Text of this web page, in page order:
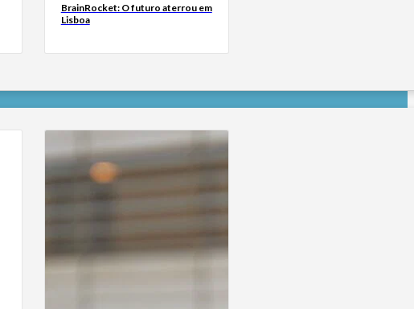
BrainRocket: O futuro aterrou em
Lisboa